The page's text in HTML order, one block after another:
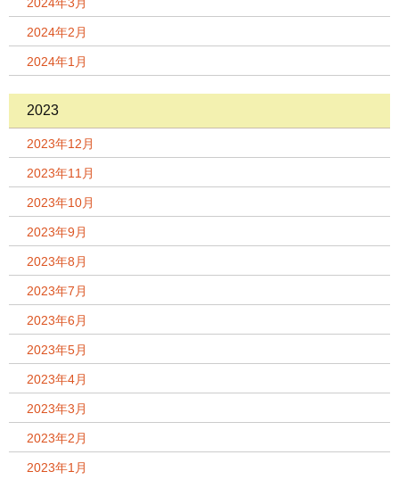
2024年2月
2024年1月
2023
2023年12月
2023年11月
2023年10月
2023年9月
2023年8月
2023年7月
2023年6月
2023年5月
2023年4月
2023年3月
2023年2月
2023年1月